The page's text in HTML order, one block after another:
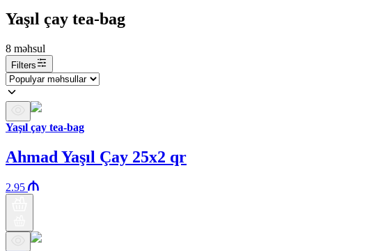
Yaşıl çay tea-bag
8 məhsul
Filters
Yaşıl çay tea-bag
Ahmad Yaşıl Çay 25x2 qr
2.95